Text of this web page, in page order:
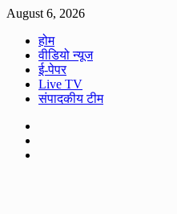
Skip
content
August 6, 2026
होम
वीडियो न्यूज
ई-पेपर
Live TV
संपादकीय टीम